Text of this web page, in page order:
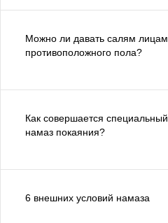
Можно ли давать салям лицам
противоположного пола?
Как совершается специальный
намаз покаяния?
6 внешних условий намаза